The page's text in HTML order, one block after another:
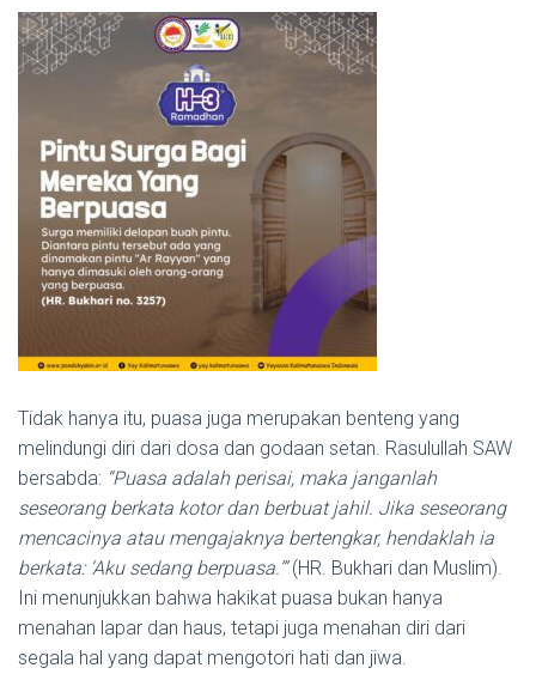
Tidak hanya itu, puasa juga merupakan benteng yang
melindungi diri dari dosa dan godaan setan. Rasulullah SAW
bersabda: “Puasa adalah perisai, maka janganlah
seseorang berkata kotor dan berbuat jahil. Jika seseorang
mencacinya atau mengajaknya bertengkar, hendaklah ia
berkata: ‘Aku sedang berpuasa.’”(HR. Bukhari dan Muslim).
Ini menunjukkan bahwa hakikat puasa bukan hanya
menahan lapar dan haus, tetapi juga menahan diri dari
segala hal yang dapat mengotori hati dan jiwa.